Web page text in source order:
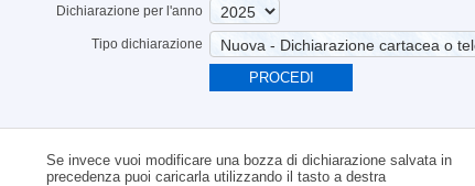
Dichiarazione per l'anno
Tipo dichiarazione
PROCEDI
Se invece vuoi modificare una bozza di dichiarazione salvata in
precedenza puoi caricarla utilizzando il tasto a destra